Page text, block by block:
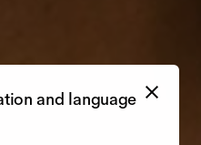
and language